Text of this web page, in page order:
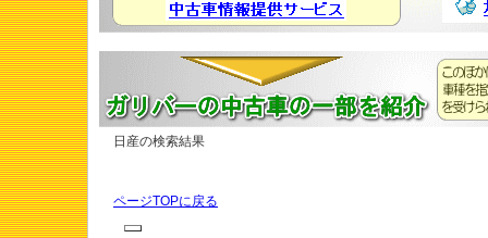
日産の検索結果
ページTOPに戻る